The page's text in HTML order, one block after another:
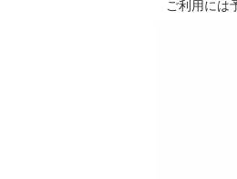
ご利用には